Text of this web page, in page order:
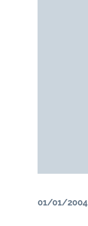
01/01/2004